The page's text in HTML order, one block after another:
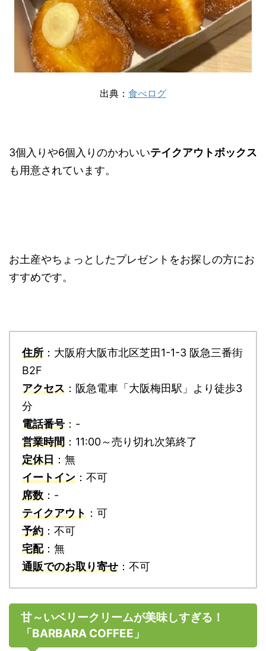
出典： 食べログ
3個入りや6個入りのかわいいテイクアウトボックス
も用意されています。
お土産やちょっとしたプレゼントをお探しの方にお
すすめです。
住所 ：大阪府大阪市北区芝田1-1-3 阪急三番街
B2F
アクセス ：阪急電車「大阪梅田駅」より徒歩3
分
電話番号 ：-
営業時間 ：11:00～売り切れ次第終了
定休日 ：無
イートイン ：不可
席数 ：-
テイクアウト ：可
予約 ：不可
宅配：無
通販でのお取り寄せ ：不可
甘～いベリークリームが美味しすぎる！
「BARBARA COFFEE」